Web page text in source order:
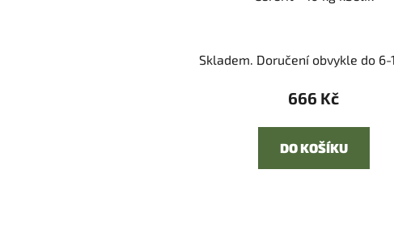
Skladem. Doručení obvykle do 6-
666 Kč
DO KOŠÍKU